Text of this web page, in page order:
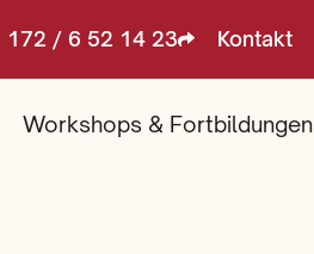
172 / 6 52 14 23 Kontakt
Workshops & Fortbildungen